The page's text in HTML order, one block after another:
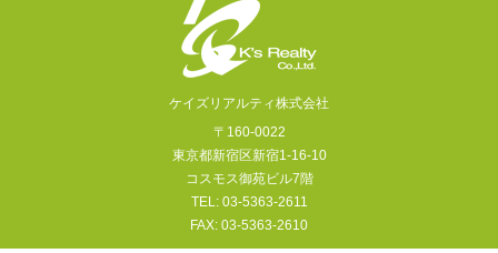
ケイズリアルティ株式会社
〒160-0022
東京都新宿区新宿1-16-10
コスモス御苑ビル7階
TEL: 03-5363-2611
FAX: 03-5363-2610